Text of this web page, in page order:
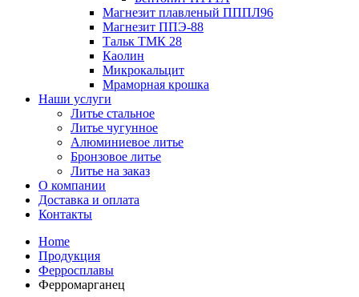
Магнезит плавленый ПППЛ96
Магнезит ППЭ-88
Тальк ТМК 28
Каолин
Микрокальцит
Мраморная крошка
Наши услуги
Литье стальное
Литье чугунное
Алюминиевое литье
Бронзовое литье
Литье на заказ
О компании
Доставка и оплата
Контакты
Home
Продукция
Ферросплавы
Ферромарганец